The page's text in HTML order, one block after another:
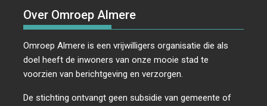
Over Omroep Almere
Omroep Almere is een vrijwilligers organisatie die als
doel heeft de inwoners van onze mooie stad te
voorzien van berichtgeving en verzorgen.
De stichting ontvangt geen subsidie van gemeente of